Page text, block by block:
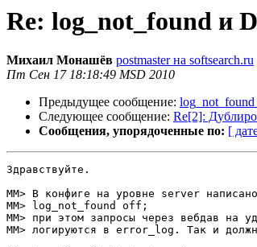
Re: log_not_found и
Михаил Монашёв postmaster на softsearch.ru
Пт Сен 17 18:18:49 MSD 2010
Предыдущее сообщение:
Следующее сообщение: Re[2]:
Сообщения, упорядоченные по: [
Здравствуйте.
ММ> В конфиге на уровне server написано
ММ> log_not_found off;
ММ> при этом запросы через вебдав на
ММ> логируются в error_log. Так и